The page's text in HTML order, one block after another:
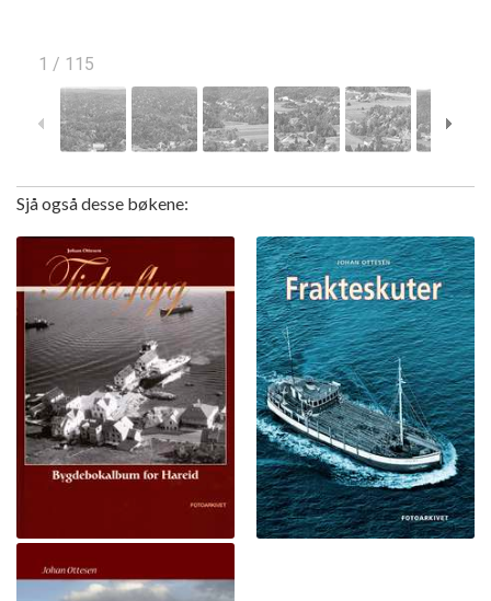
1 / 115
Sjå også desse bøkene: